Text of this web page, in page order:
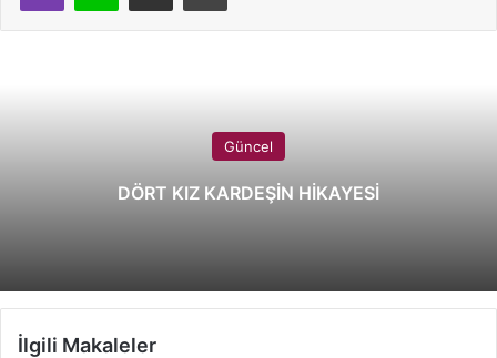
Güncel
DÖRT KIZ KARDEŞİN HİKAYESİ
İlgili Makaleler